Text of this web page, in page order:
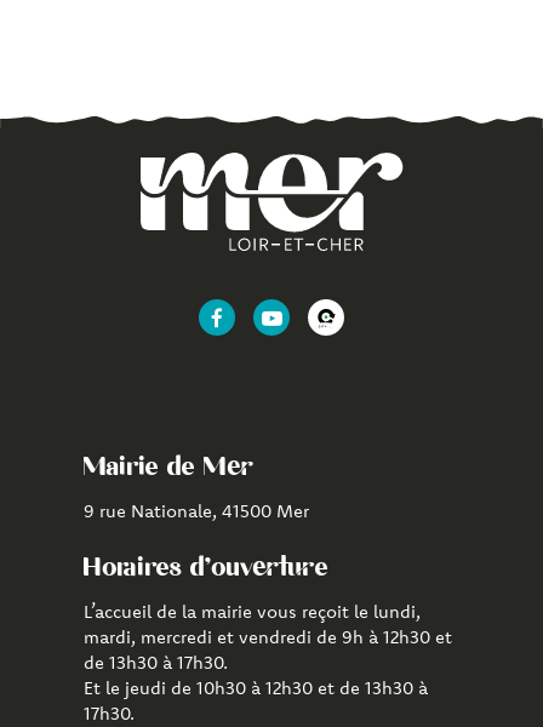
Lien
Lien
Lien
Mairie de Mer
9 rue Nationale, 41500 Mer
Horaires d'ouverture
L’accueil de la mairie vous reçoit le lundi,
mardi, mercredi et vendredi de 9h à 12h30 et
de 13h30 à 17h30.
Et le jeudi de 10h30 à 12h30 et de 13h30 à
17h30.